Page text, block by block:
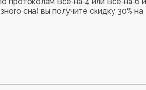
сна) вы получите скидку 30% на